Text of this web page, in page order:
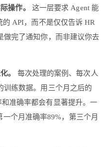
操作。
这一层要求 Agent 能
API，而不是仅仅告诉 HR
做完了通知你，而非建议你去
。
每次处理的案例、每次人
训练数据。用三个月之后的
准确率都会有显著提升。一
个月准确率89%，第三个月